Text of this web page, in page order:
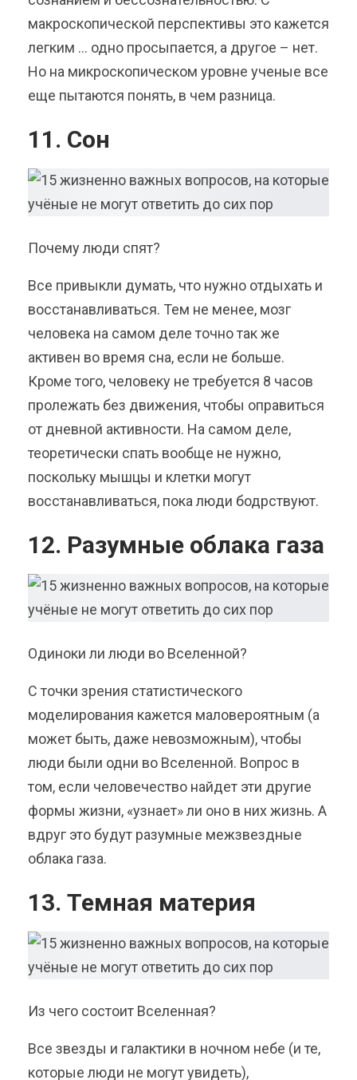
макроскопической перспективы это кажется
легким … одно просыпается, а другое – нет.
Но на микроскопическом уровне ученые все
еще пытаются понять, в чем разница.
11. Сон
Почему люди спят?
Все привыкли думать, что нужно отдыхать и
восстанавливаться. Тем не менее, мозг
человека на самом деле точно так же
активен во время сна, если не больше.
Кроме того, человеку не требуется 8 часов
пролежать без движения, чтобы оправиться
от дневной активности. На самом деле,
теоретически спать вообще не нужно,
поскольку мышцы и клетки могут
восстанавливаться, пока люди бодрствуют.
12. Разумные облака газа
Одиноки ли люди во Вселенной?
С точки зрения статистического
моделирования кажется маловероятным (а
может быть, даже невозможным), чтобы
люди были одни во Вселенной. Вопрос в
том, если человечество найдет эти другие
формы жизни, «узнает» ли оно в них жизнь. А
вдруг это будут разумные межзвездные
облака газа.
13. Темная материя
Из чего состоит Вселенная?
Все звезды и галактики в ночном небе (и те,
которые люди не могут увидеть),